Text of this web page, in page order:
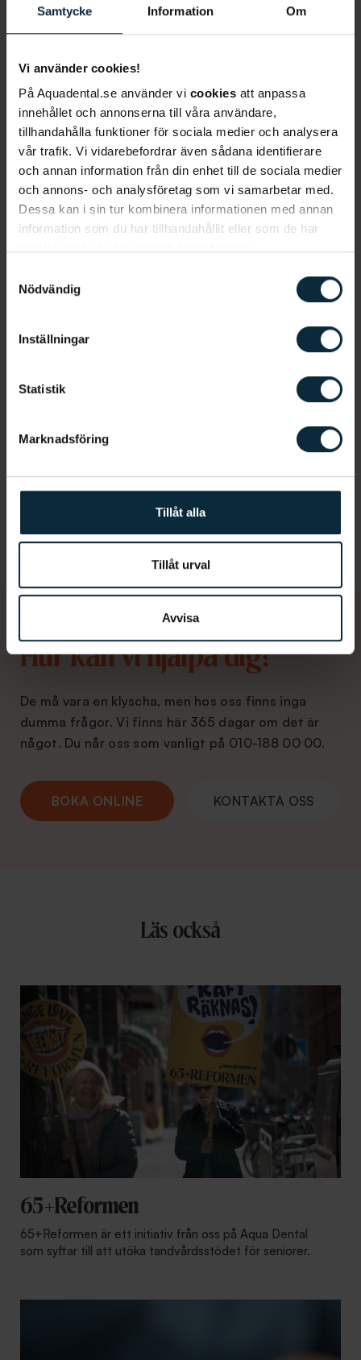
Samtycke Information Om
Vi använder cookies!
På Aquadental.se använder vi cookies att anpassa
innehållet och annonserna till våra användare,
tillhandahålla funktioner för sociala medier och analysera
vår trafik. Vi vidarebefordrar även sådana identifierare
och annan information från din enhet till de sociala medier
och annons- och analysföretag som vi samarbetar med.
Dessa kan i sin tur kombinera informationen med annan
information som du har tillhandahållit eller som de har
Nödvändig
Inställningar
Statistik
Marknadsföring
Tillåt alla
Tillåt urval
Avvisa
Vill du boka tid eller har du frågor?
Information om artikeln
Slapp rädslan
Hur kan vi hjälpa dig?
De må vara en klyscha, men hos oss finns inga
dumma frågor. Vi finns här 365 dagar om det är
något. Du når oss som vanligt på 010-188 00 00.
BOKA ONLINE KONTAKTA OSS
Läs också
65+Reformen
65+Reformen är ett initiativ från oss på Aqua Dental
som syftar till att utöka tandvårdsstödet för seniorer.